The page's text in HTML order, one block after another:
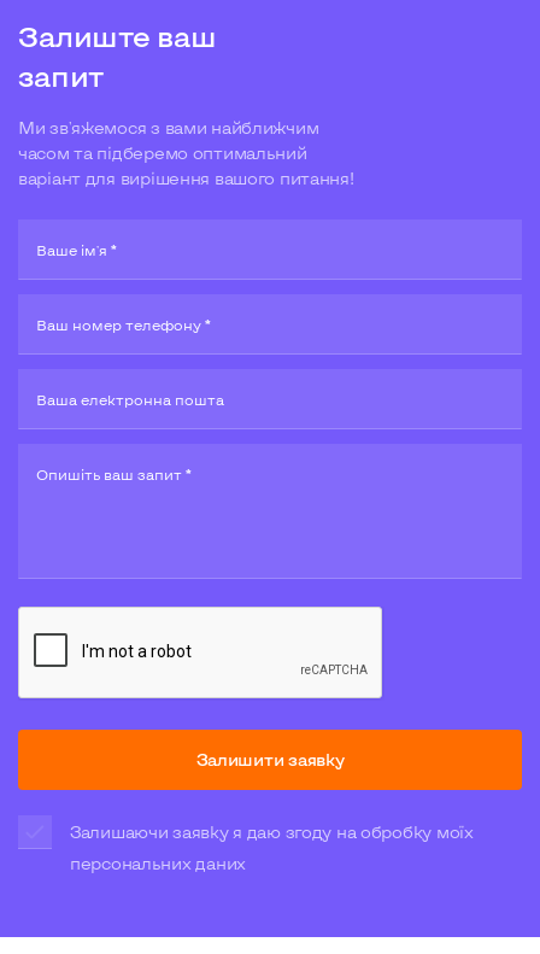
Залиште ваш
запит
Ми зв'яжемося з вами найближчим
часом та підберемо оптимальний
варіант для вирішення вашого питання!
Ваше ім'я *
Ваш номер телефону *
Ваша електронна пошта
Опишiть ваш запит *
Залишити заявку
Залишаючи заявку я даю згоду на обробку моїх
персональних даних